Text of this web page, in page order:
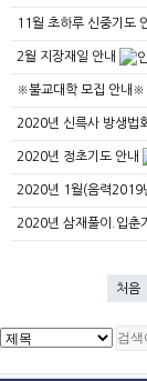
11월 초하루 신중기도
2월 지장재일 안내
※불교대학 모집 안내※
2020년 신륵사 방생법
2020년 정초기도 안내
2020년 1월(음력
2020년 삼재풀이.입춘
처음